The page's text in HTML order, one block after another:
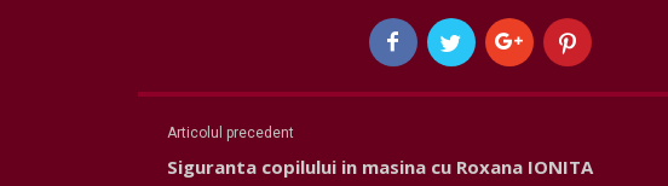
Articolul precedent
Siguranta copilului in masina cu Roxana IONITA